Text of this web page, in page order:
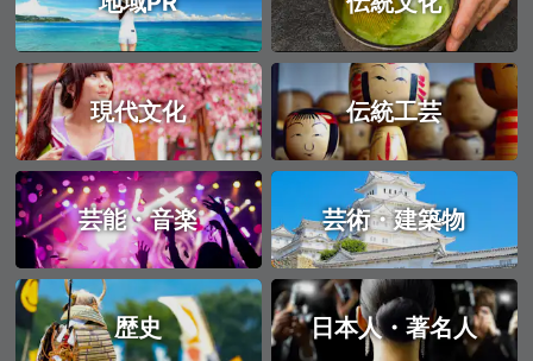
現代文化 伝統工芸
芸能・音楽 芸術・建築物
歴史 日本人・著名人